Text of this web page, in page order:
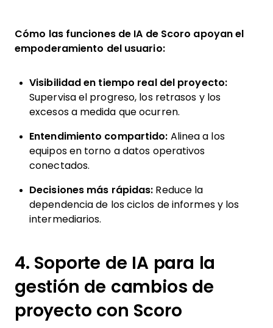
Cómo las funciones de IA de Scoro apoyan el
empoderamiento del usuario:
Visibilidad en tiempo real del proyecto:
Supervisa el progreso, los retrasos y los
excesos a medida que ocurren.
Entendimiento compartido: Alinea a los
equipos en torno a datos operativos
conectados.
Decisiones más rápidas: Reduce la
dependencia de los ciclos de informes y los
intermediarios.
4. Soporte de IA para la
gestión de cambios de
proyecto con Scoro